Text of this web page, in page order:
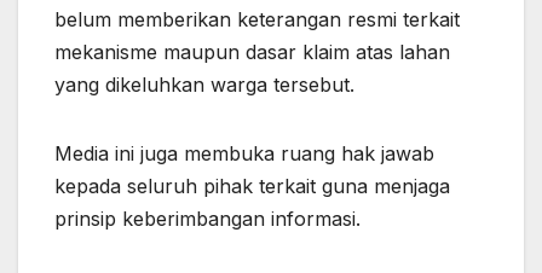
belum memberikan keterangan resmi terkait
mekanisme maupun dasar klaim atas lahan
yang dikeluhkan warga tersebut.
Media ini juga membuka ruang hak jawab
kepada seluruh pihak terkait guna menjaga
prinsip keberimbangan informasi.